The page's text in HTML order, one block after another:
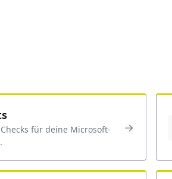
für deine Microsoft-
→